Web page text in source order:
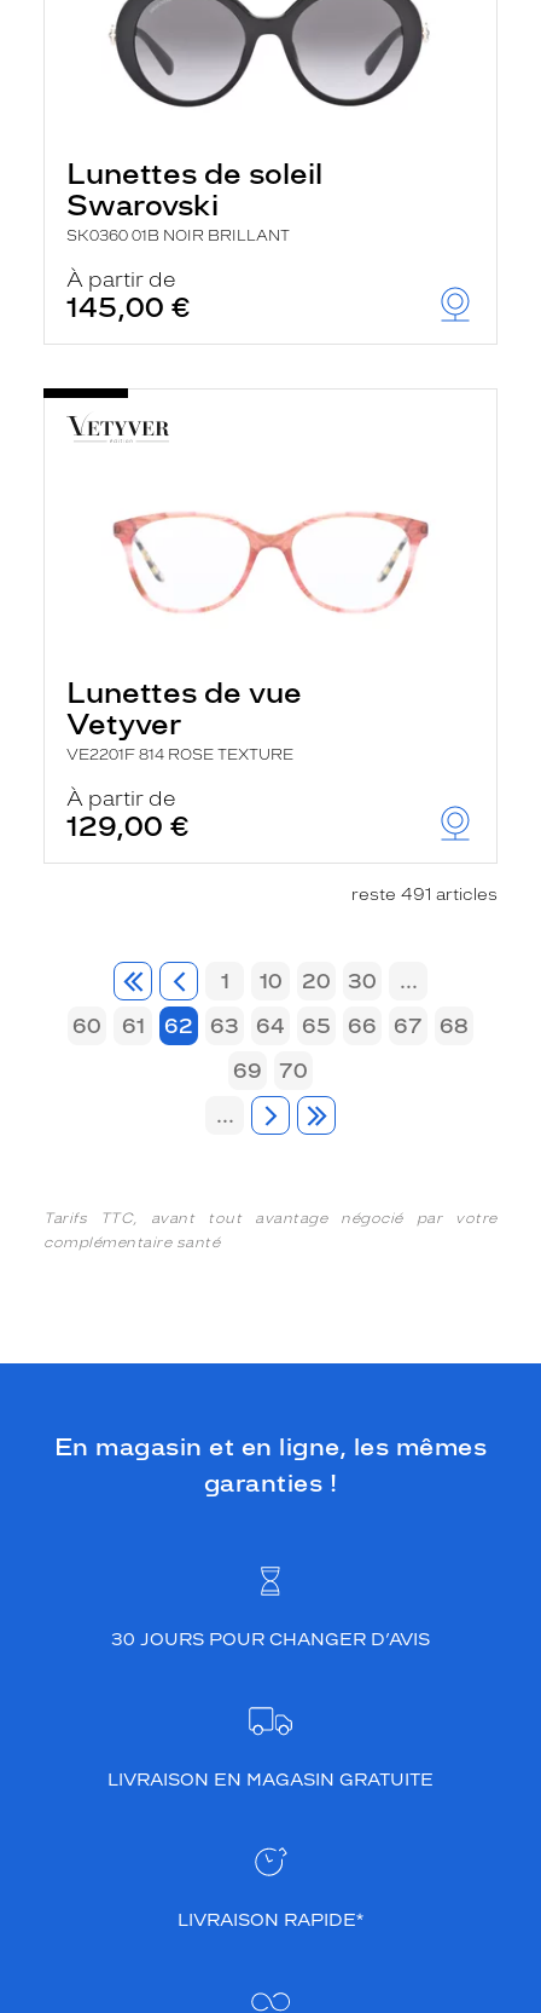
Lunettes de soleil
Swarovski
SK0360 01B NOIR BRILLANT
À partir de
145,00 €
Lunettes de vue
Vetyver
VE2201F 814 ROSE TEXTURE
À partir de
129,00 €
reste 491 articles
1 10 20 30
...
60
61 62 63 64 65 66 67
68
69
70
...
Tarifs TTC, avant tout avantage négocié par votre
complémentaire santé
En magasin et en ligne, les mêmes
garanties !
30 JOURS POUR CHANGER D’AVIS
LIVRAISON EN MAGASIN GRATUITE
LIVRAISON RAPIDE*